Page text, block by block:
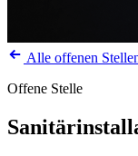
Alle offenen
Offene Stelle